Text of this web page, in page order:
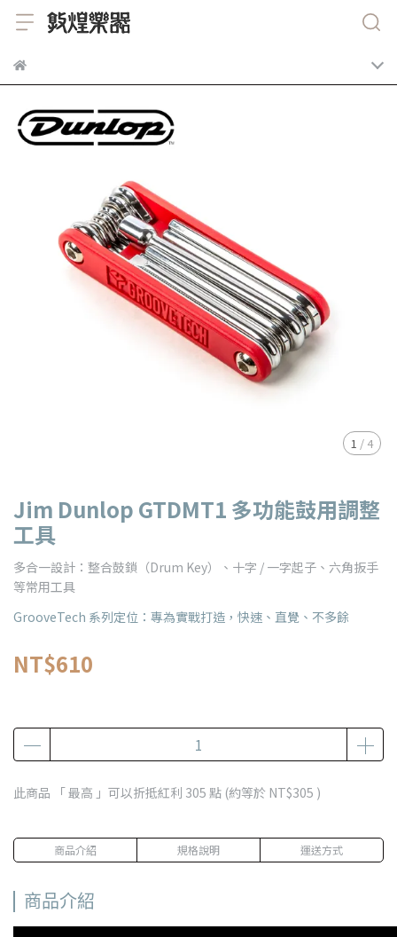
1 / 4
Jim Dunlop GTDMT1 多功能鼓用調整
工具
多合一設計：整合鼓鎖（Drum Key）、十字 / 一字起子、六角扳手
等常用工具
GrooveTech 系列定位：專為實戰打造，快速、直覺、不多餘
NT$610
此商品 「 最高 」可以折抵紅利 305 點 (約等於 NT$305 )
商品介紹 規格說明 運送方式
商品介紹